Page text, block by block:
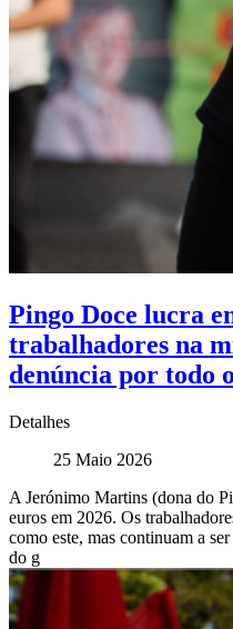
Pingo Doce lucra
trabalhadores na
denúncia por todo
Detalhes
25 Maio 2026
A Jerónimo Martins (dona do
euros em 2026. Os
como este, mas continuam a
do g